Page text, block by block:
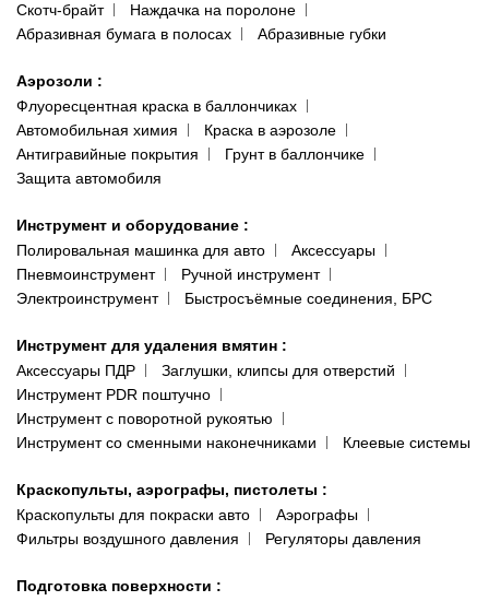
Скотч-брайт
Наждачка на поролоне
Абразивная бумага в полосах
Абразивные губки
Аэрозоли :
Флуоресцентная краска в баллончиках
Автомобильная химия
Краска в аэрозоле
Антигравийные покрытия
Грунт в баллончике
Защита автомобиля
Инструмент и оборудование :
Полировальная машинка для авто
Аксессуары
Пневмоинструмент
Ручной инструмент
Электроинструмент
Быстросъёмные соединения, БРС
Инструмент для удаления вмятин :
Аксессуары ПДР
Заглушки, клипсы для отверстий
Инструмент PDR поштучно
Инструмент с поворотной рукоятью
Инструмент со сменными наконечниками
Клеевые системы
Краскопульты, аэрографы, пистолеты :
Краскопульты для покраски авто
Аэрографы
Фильтры воздушного давления
Регуляторы давления
Подготовка поверхности :